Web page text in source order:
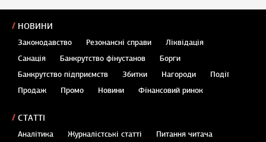
НОВИНИ
Законодавство Резонансні справи
Ліквідація
Санація
Банкрутство фінустанов
Борги
Банкрутство підприємств
Збитки Нагороди
Події
Продаж
Промо Новини Фінансовий ринок
СТАТТІ
Аналітика Журналістські статті
Питання читача